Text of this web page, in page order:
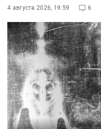
4 августа 2026, 19:59 6